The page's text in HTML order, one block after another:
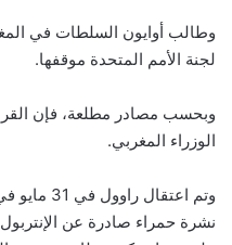
وطالب أوايون السلطات في
لجنة الأمم المتحدة موقفها.
وبحسب مصادر مطلعة، فإن
الوزراء المغربي.
وتم
نشرة حمراء صادرة عن